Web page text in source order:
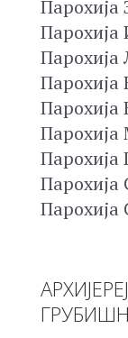
Парохија
Парохија
Парохија
Парохија
Парохија
Парохија
Парохија
Парохија